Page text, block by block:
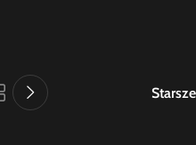
Starsze